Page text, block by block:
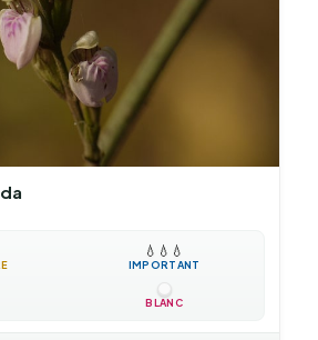
💧 💧 💧
IMPORTANT
BLANC